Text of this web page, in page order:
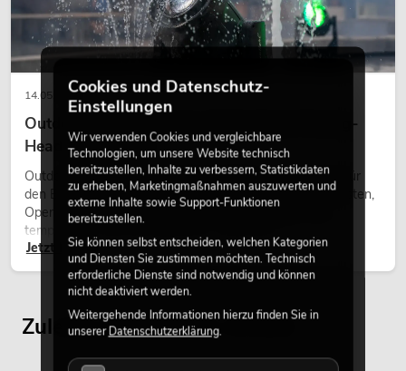
PSSO PA Set PRO L MK2
No. 20000458Artikel nicht mehr verfügbar
14.05.2026
Outdoor Moving-Heads: Wetterfeste Moving-
Heads bei Events
Outdoor Moving-Heads sind bewegliche Scheinwerfer für
den Einsatz im Freien. Sie werden bei Festivals, Stadtfesten,
Open-Air-Konzerten, Architekturinszenierungen und
temporären Außeninstallationen eingesetzt.
Jetzt lesen
Zuletzt angesehene Artikel
Cookies und Datenschutz-
Einstellungen
Wir verwenden Cookies und vergleichbare
Technologien, um unsere Website technisch
bereitzustellen, Inhalte zu verbessern, Statistikdaten
zu erheben, Marketingmaßnahmen auszuwerten und
externe Inhalte sowie Support-Funktionen
bereitzustellen.
Sie können selbst entscheiden, welchen Kategorien
und Diensten Sie zustimmen möchten. Technisch
erforderliche Dienste sind notwendig und können
nicht deaktiviert werden.
Weitergehende Informationen hierzu finden Sie in
unsererDatenschutzerklärung.